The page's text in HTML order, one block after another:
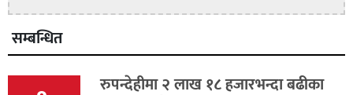
सम्बन्धित
रुपन्देहीमा २ लाख १८ हजारभन्दा बढीका